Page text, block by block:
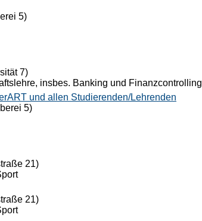
5)
7)
insbes. Banking und Finanzcontrolling
und allen Studierenden/Lehrenden
5)
21)
21)